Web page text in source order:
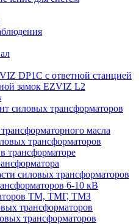
DP1C с ответной станцией
замок EZVIZ L2
силовых трансформаторов
масла
трансформаторов
трансформаторе
силовых трансформаторов
6-10 кВ
ТМ, ТМГ, ТМЗ
трансформаторов
трансформаторов